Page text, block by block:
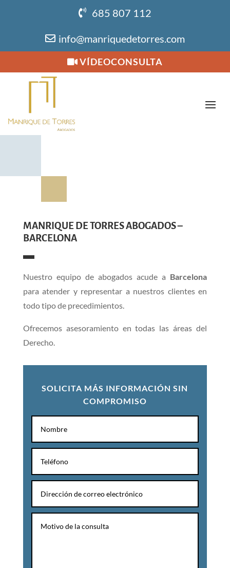
685 807 112
info@manriquedetorres.com
VÍDEOCONSULTA
MANRIQUE DE TORRES ABOGADOS –
BARCELONA
Nuestro equipo de abogados acude a Barcelona
para atender y representar a nuestros clientes en
todo tipo de precedimientos.
Ofrecemos asesoramiento en todas las áreas del
Derecho.
SOLICITA MÁS INFORMACIÓN SIN
COMPROMISO